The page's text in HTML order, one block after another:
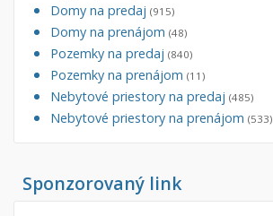
Domy na predaj (915)
Domy na prenájom (48)
Pozemky na predaj (840)
Pozemky na prenájom (11)
Nebytové priestory na predaj (485)
Nebytové priestory na prenájom (533)
Sponzorovaný link